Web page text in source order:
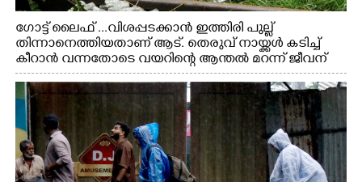
ഗോട്ട് ലൈഫ് ...വിശപ്പടക്കാൻ ഇത്തിരി പുല്ല്
തിന്നാനെത്തിയതാണ് ആട്. തെരുവ് നായ്ക്കൾ കടിച്ച്
കീറാൻ വന്നതോടെ വയറിന്റെ ആന്തൽ മറന്ന് ജീവന്
വേണ്ടിയായി ഓട്ടം. എറണാകുളം വാത്തുരുത്തിയിൽ
നിന്നുള്ള കാഴ്ച